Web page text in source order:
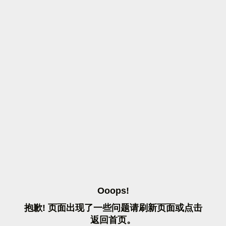
OOOPS!
抱歉! 页面出现了一些问题请刷 新页面或点击
返 回首页。